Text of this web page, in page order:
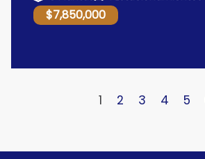
$7,850,000
1 2 3 4 5